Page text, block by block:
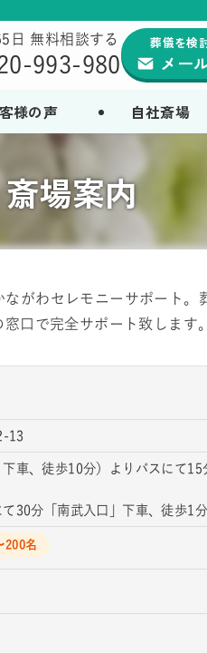
様の声 自社斎場
日 無料相談する
993-980
葬儀を検
メー
場案内
がわセレモニーサポート。
口で完全サポート致します。
13
車、徒歩10分）よりバスにて
て30分「南武入口」下車、徒歩1分
200名